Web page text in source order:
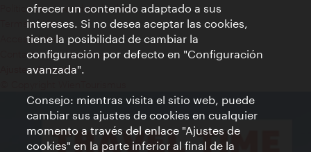
Política de privacidad de datos
Terms of Use
Accesibilidad
Contacto para la prensa
Ajustes de cookie
ofrecer un contenido adaptado a sus
intereses. Si no desea aceptar las cookies,
tiene la posibilidad de cambiar la
configuración por defecto en "Configuración
avanzada".
Consejo: mientras visita el sitio web, puede
cambiar sus ajustes de cookies en cualquier
momento a través del enlace "Ajustes de
cookies" en la parte inferior al final de la